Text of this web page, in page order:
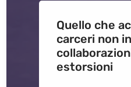
Quello che
carceri non
estorsioni